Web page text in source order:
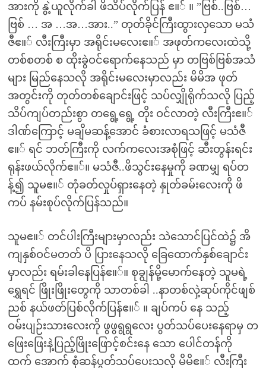
အားကို နွဲ့ယူလိုက်ခါ ဖိသိပ်လိုက်ပြန် ဧ။် ။ ”ဗြစ်..ဗြစ်…
ဗြစ် … အ …အ…အား..” တုတ်ခိုင်ကြီးထွားလှသော မသံ
ဇီဧ။် လီးကြီးမှာ အရိုင်းမလေးဧ။် အဖုတ်ကလေးထဲသို့
တစ်စတစ် စ ထိုးခွဲဝင်ရောက်နေသည် မှာ တဗြစ်ဗြစ်အသံ
များ မြည်နေသလို အရိုင်းမလေးမှာလည်း မိမိအ ဖုတ်
အတွင်းကို တုတ်တစ်ချောင်းဖြင့် သပ်လျှိုရိုက်သလို ပြည့်
သိပ်ကျပ်တည်းစွာ တရွေ့ရွေ့ တိုး ဝင်လာတဲ့ လီးကြီးဧ။်
ဒါဏ်ကြောင့် မချိမဆန့်အောင် ခံစားလာရသဖြင့် မသံဇီ
ဧ။် ရင် ဘတ်ကြီးကို လက်ကလေးအစုံဖြင့် ဆီးတွန်းရင်း
ရုန်းဖယ်လိုက်ဧ။်။ မသံဇီ..ဖိသွင်းနေမှုကို ခဏမျှ ရပ်တ
န့်၍ သူမဧ။် တုံခတ်လှုပ်ရှားနေတဲ့ နှုတ်ခမ်းလေးကို ဖိ
ကပ် နမ်းစုပ်လိုက်ပြန်သည်။
သူမဧ။် တင်ပါးကြီးများမှာလည်း သဲသောင်ပြင်ထဲ၌ အိ
ကျနှစ်ဝင်မတတ် ပိ ပြားနေသလို ခြေထောက်နှစ်ချောင်း
မှာလည်း ရမ်းခါနေပြန်ဧ။်။ စုချွန်မို့မောက်နေတဲ့ သူမရဲ့
ရွှေရင် ဖြိုးဖြိုးတွေကို သာတစ်ခါ ..နာတစ်လှဲ့ဆုပ်ကိုင်ဖျစ်
ညစ် နယ်ဖတ်ပြစ်လိုက်ပြန်ဧ။် ။ ချပ်ကပ် နေ သည့်
ဝမ်းပျဉ်းသားလေးကို ဖွဖွရွရွလေး ပွတ်သပ်ပေးနေရာမှ တ
ဖြေးဖြေးနဲ့ပြည့်ဖြိုးဖြောင့်စင်းနေ သော ပေါင်တန်ကို
ထက် အောက် စုံဆန်ပွတ်သပ်ပေးသလို မိမိဧ။် လီးကြီး